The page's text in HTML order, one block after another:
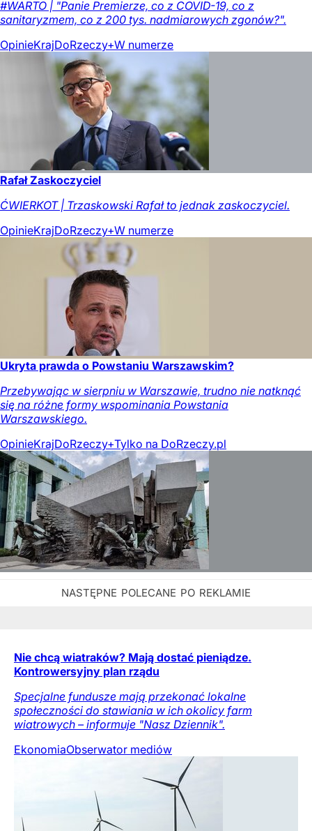
#WARTO | "Panie Premierze, co z COVID-19, co z
sanitaryzmem, co z 200 tys. nadmiarowych zgonów?".
OpinieKrajDoRzeczy+W numerze
Rafał Zaskoczyciel
ĆWIERKOT | Trzaskowski Rafał to jednak zaskoczyciel.
OpinieKrajDoRzeczy+W numerze
Ukryta prawda o Powstaniu Warszawskim?
Przebywając w sierpniu w Warszawie, trudno nie natknąć
się na różne formy wspominania Powstania
Warszawskiego.
OpinieKrajDoRzeczy+Tylko na DoRzeczy.pl
Nie chcą wiatraków? Mają dostać pieniądze.
Kontrowersyjny plan rządu
Specjalne fundusze mają przekonać lokalne
społeczności do stawiania w ich okolicy farm
wiatrowych – informuje "Nasz Dziennik".
EkonomiaObserwator mediów